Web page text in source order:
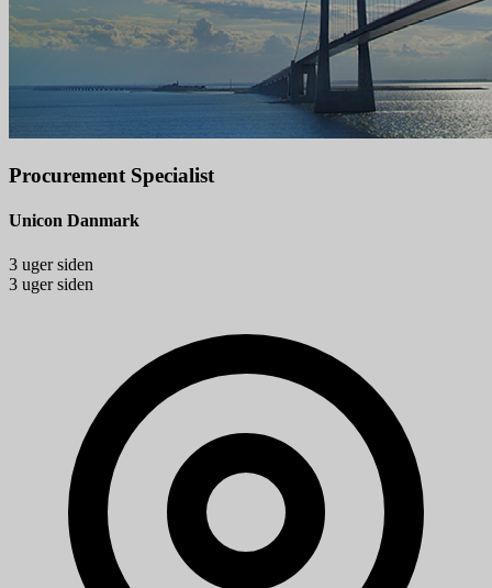
Procurement Specialist
Unicon Danmark
3 uger siden
3 uger siden